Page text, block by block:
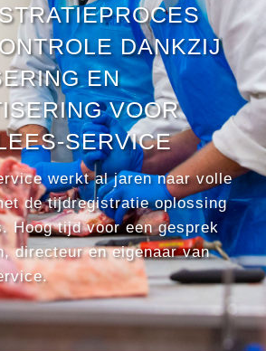
DANKZIJ
EN
VOOR
SERVICE
werkt al jaren naar volle
de tijdregistratie oplossing
Hoog tijd voor een gesprek
directeur en eigenaar van